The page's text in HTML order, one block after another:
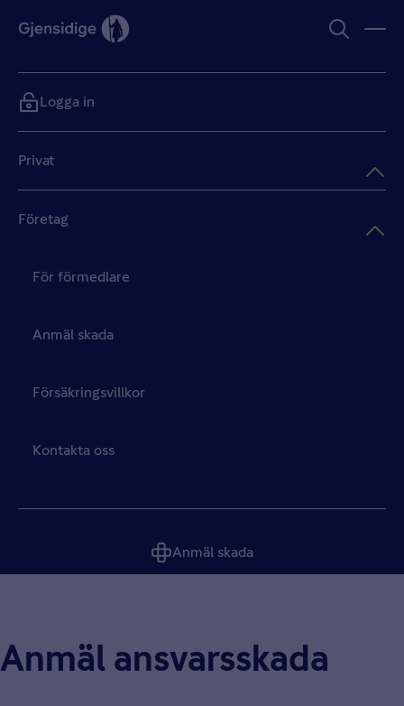
Privat
Företag
För förmedlare
Anmäl skada
Försäkringsvillkor
Kontakta oss
Anmäl skada
Logga in
Anmäl ansvarsskada